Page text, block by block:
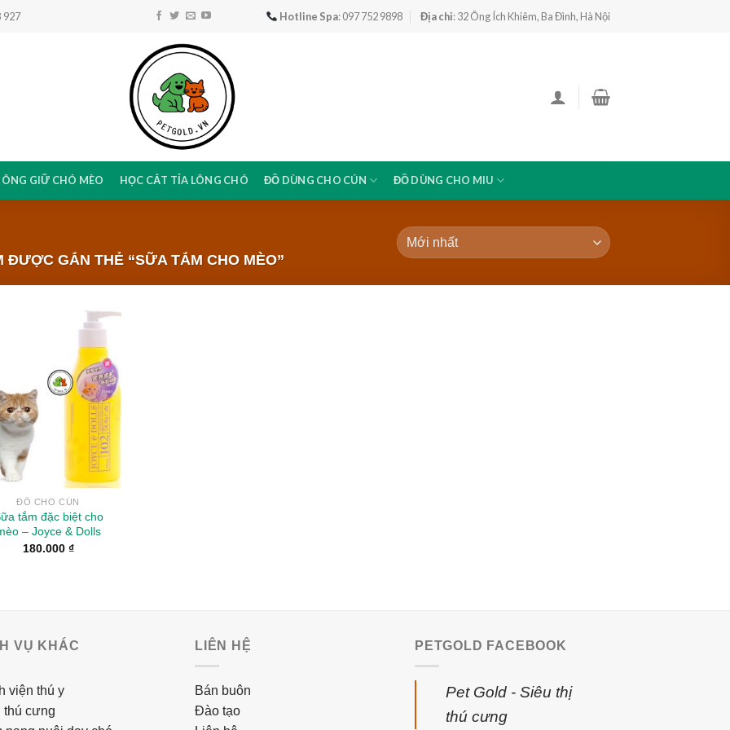
927 Hotline Spa: 097 752 9898 Địa chỉ: 32 Ông Ích Khiêm, Ba Đình, Hà Nội
GIỮ CHÓ MÈO HỌC CẮT TỈA LÔNG CHÓ ĐỒ DÙNG CHO CÚN ĐỒ DÙNG CHO MIU
ĐƯỢC GẮN THẺ “SỮA TẮM CHO MÈO”
Add to
Wishlist
ĐỒ CHO CÚN
tắm đặc biệt cho
– Joyce & Dolls
180.000 ₫
VỤ KHÁC
viện thú y
thú cưng
LIÊN HỆ
Bán buôn
Đào tạo
PETGOLD FACEBOOK
Pet Gold - Siêu thị
thú cưng